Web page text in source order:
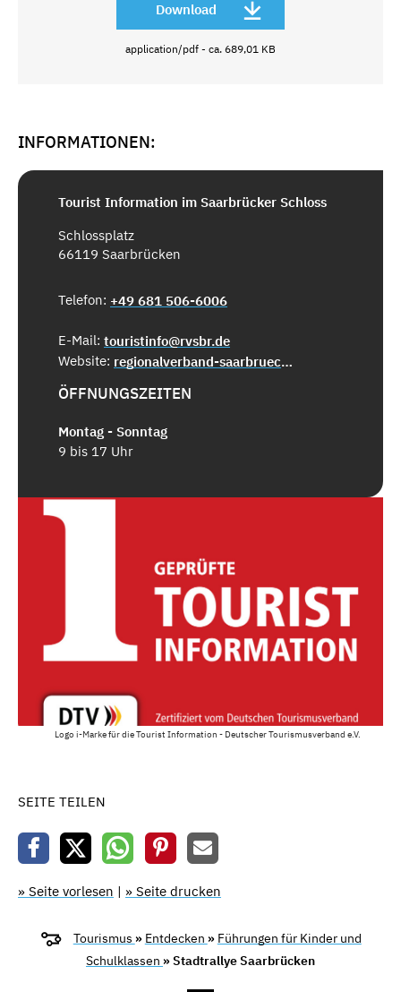
Download
application/pdf - ca. 689,01 KB
INFORMATIONEN:
Tourist Information im Saarbrücker Schloss
Schlossplatz
66119 Saarbrücken
Telefon: +49 681 506-6006
E-Mail: touristinfo@rvsbr.de
Website:
regionalverband-saarbruecken.de
ÖFFNUNGSZEITEN
Montag - Sonntag
9 bis 17 Uhr
Logo i-Marke für die Tourist Information - Deutscher Tourismusverband e.V.
SEITE TEILEN
» Seite vorlesen | » Seite drucken
Tourismus » Entdecken » Führungen für Kinder und
Schulklassen » Stadtrallye Saarbrücken